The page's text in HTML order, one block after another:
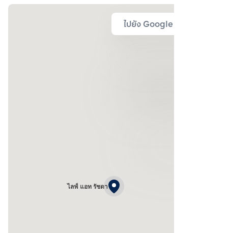
ไปยัง Google Map
ไลฟ์ แอท รัชดา